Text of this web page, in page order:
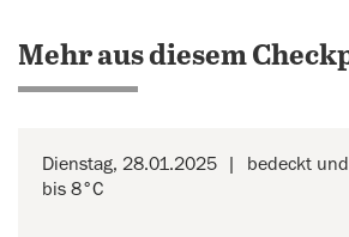
Mehr aus diesem
Dienstag, 28.01.2025
bedeckt
bis 8°C